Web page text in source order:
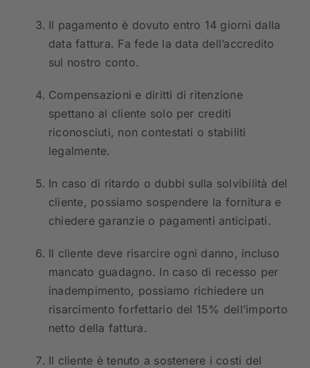
Il pagamento è dovuto entro 14 giorni dalla
data fattura. Fa fede la data dell’accredito
sul nostro conto.
Compensazioni e diritti di ritenzione
spettano al cliente solo per crediti
riconosciuti, non contestati o stabiliti
legalmente.
In caso di ritardo o dubbi sulla solvibilità del
cliente, possiamo sospendere la fornitura e
chiedere garanzie o pagamenti anticipati.
Il cliente deve risarcire ogni danno, incluso
mancato guadagno. In caso di recesso per
inadempimento, possiamo richiedere un
risarcimento forfettario del 15% dell’importo
netto della fattura.
Il cliente è tenuto a sostenere i costi del